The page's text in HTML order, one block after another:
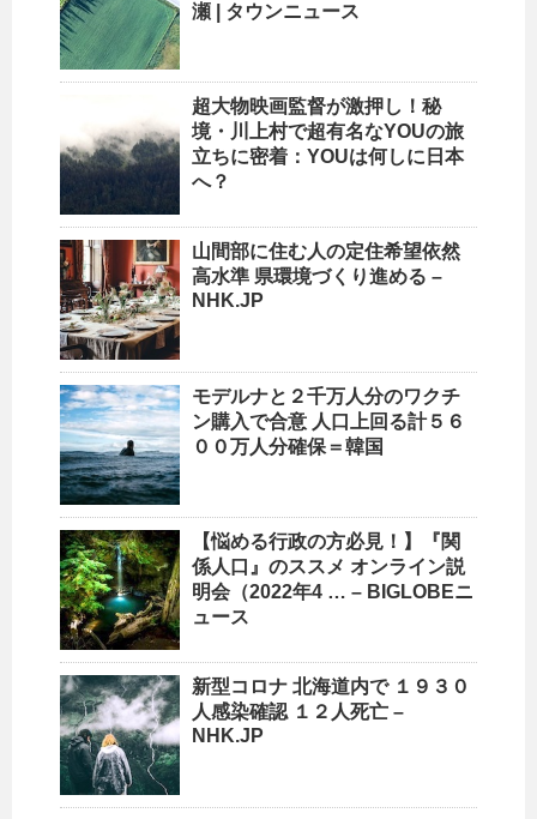
瀬 | タウンニュース
超大物映画監督が激押し！秘
境・川上村で超有名なYOUの旅
立ちに密着：YOUは何しに日本
へ？
山間部に住む人の定住希望依然
高水準 県環境づくり進める –
NHK.JP
モデルナと２千万人分のワクチ
ン購入で合意 人口
上回る計５６
００万人分確保＝韓国
【悩める行政の方必見！】『関
係人口 』のススメ オンライン説
明会（2022年4 … – BIGLOBEニ
ュース
新型コロナ 北海道内で １９３０
人感染確認 １２人死亡 –
NHK.JP